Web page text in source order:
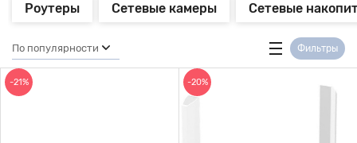
Роутеры Сетевые камеры Сетевые
По популярности Фильтры
-21% -20%